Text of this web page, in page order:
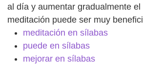
al día y aumentar gradualmente el
meditación puede ser muy
meditación en sílabas
puede en sílabas
mejorar en sílabas